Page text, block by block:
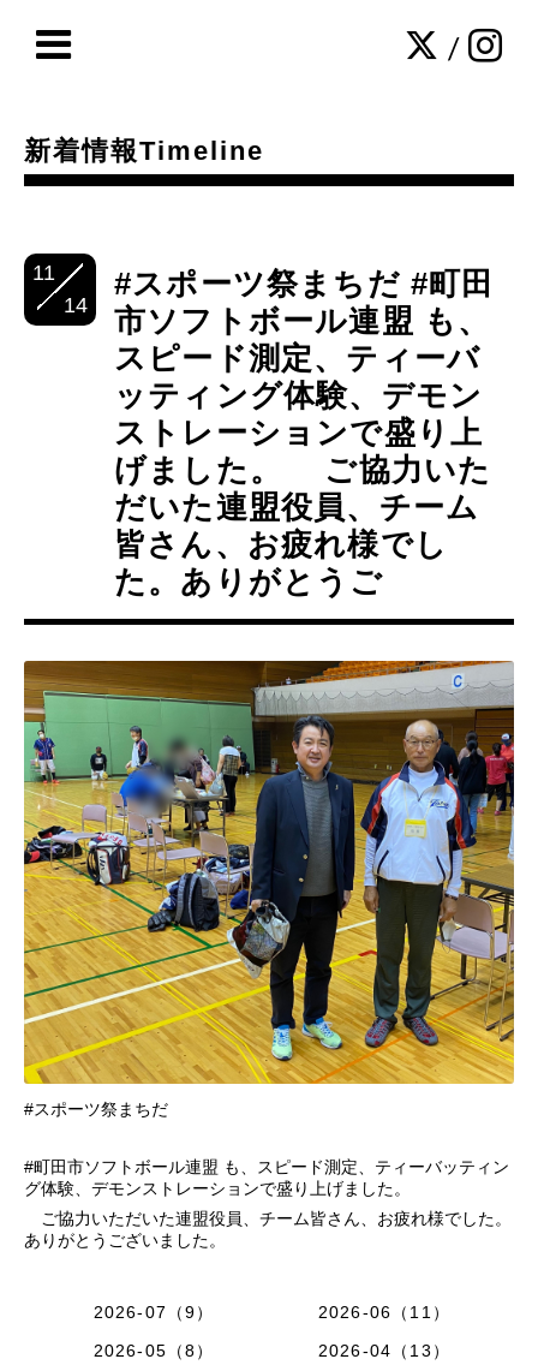
/
新着情報Timeline
11
14
#スポーツ祭まちだ #町田
市ソフトボール連盟 も、
スピード測定、ティーバ
ッティング体験、デモン
ストレーションで盛り上
げました。 ご協力いた
だいた連盟役員、チーム
皆さん、お疲れ様でし
た。ありがとうご
#スポーツ祭まちだ
#町田市ソフトボール連盟 も、スピード測定、ティーバッティン
グ体験、デモンストレーションで盛り上げました。
ご協力いただいた連盟役員、チーム皆さん、お疲れ様でした。
ありがとうございました。
2026-07（9）
2026-06（11）
2026-05（8）
2026-04（13）